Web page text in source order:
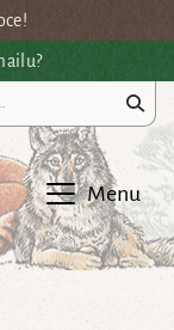
Menu